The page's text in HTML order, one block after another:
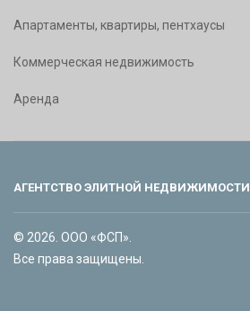
Апартаменты, квартиры, пентхаусы
Коммерческая недвижимость
Аренда
АГЕНТСТВО ЭЛИТНОЙ НЕДВИЖИМОСТИ
© 2026. ООО «ФСП».
Все права защищены.